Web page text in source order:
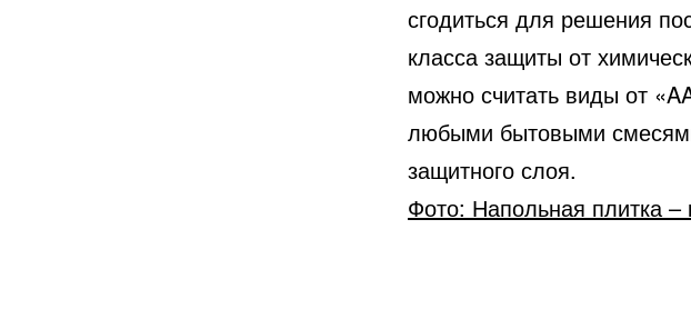
сгодиться для решения
класса защиты от
можно считать виды от
любыми бытовыми
защитного слоя.
Фото: Напольная плитка –